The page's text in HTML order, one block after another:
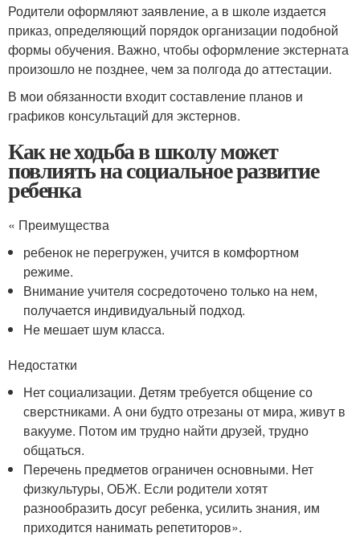
Родители оформляют заявление, а в школе издается
приказ, определяющий порядок организации подобной
формы обучения. Важно, чтобы оформление экстерната
произошло не позднее, чем за полгода до аттестации.
В мои обязанности входит составление планов и
графиков консультаций для экстернов.
Как не ходьба в школу может
повлиять на социальное развитие
ребенка
« Преимущества
ребенок не перегружен, учится в комфортном
режиме.
Внимание учителя сосредоточено только на нем,
получается индивидуальный подход.
Не мешает шум класса.
Недостатки
Нет социализации. Детям требуется общение со
сверстниками. А они будто отрезаны от мира, живут в
вакууме. Потом им трудно найти друзей, трудно
общаться.
Перечень предметов ограничен основными. Нет
физкультуры, ОБЖ. Если родители хотят
разнообразить досуг ребенка, усилить знания, им
приходится нанимать репетиторов».